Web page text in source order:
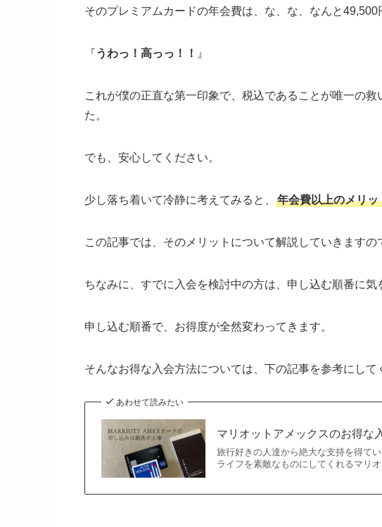
そのプレミアムカードの年会費は、な、な、なんと49,500
『うわっ！高っっ！！ 』
これが僕の正直な第一印象で、税込であることが唯一の
た。
でも、安心してください。
少し落ち着いて冷静に考えてみると、 年会費以上のメリッ
この記事では、そのメリットについて解説していきますの
ちなみに、すでに入会を検討中の方は、申し込む順番に気
申し込む順番で、お得度が全然変わってきます。
そんなお得な入会方法については、下の記事を参考にして
あわせて読みたい
マリオットアメックスのお得な
旅行好きの人達から絶大な支持を得て
ライフを素敵なものにしてくれるマリ